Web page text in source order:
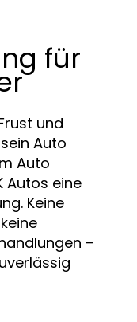
für
und
Auto
Auto
Autos eine
Keine
–